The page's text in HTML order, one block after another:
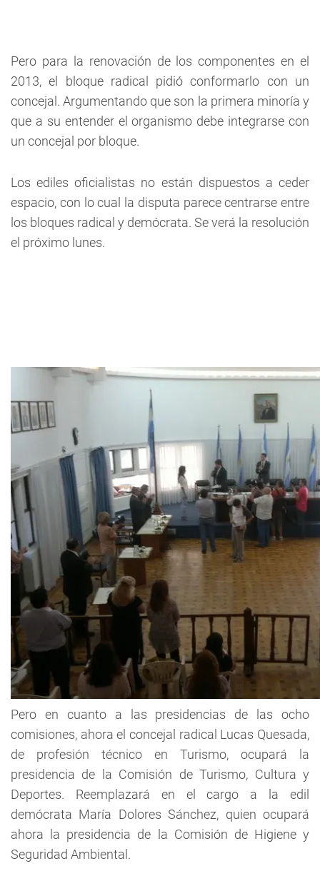
Pero para la renovación de los componentes en el
2013, el bloque radical pidió conformarlo con un
concejal. Argumentando que son la primera minoría y
que a su entender el organismo debe integrarse con
un concejal por bloque.
Los ediles oficialistas no están dispuestos a ceder
espacio, con lo cual la disputa parece centrarse entre
los bloques radical y demócrata. Se verá la resolución
el próximo lunes.
Pero en cuanto a las presidencias de las ocho
comisiones, ahora el concejal radical Lucas Quesada,
de profesión técnico en Turismo, ocupará la
presidencia de la Comisión de Turismo, Cultura y
Deportes. Reemplazará en el cargo a la edil
demócrata María Dolores Sánchez, quien ocupará
ahora la presidencia de la Comisión de Higiene y
Seguridad Ambiental.